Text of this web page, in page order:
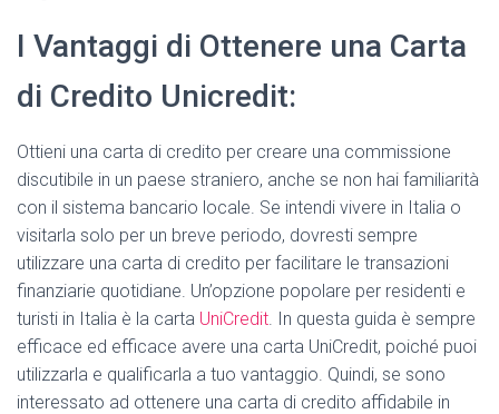
I Vantaggi di Ottenere una Carta
di Credito Unicredit:
​Ottieni una carta di credito per creare una commissione
discutibile in un paese straniero, anche se non hai familiarità
con il sistema bancario locale. Se intendi vivere in Italia o
visitarla solo per un breve periodo, dovresti sempre
utilizzare una carta di credito per facilitare le transazioni
finanziarie quotidiane. Un’opzione popolare per residenti e
turisti in Italia è la carta UniCredit. In questa guida è sempre
efficace ed efficace avere una carta UniCredit, poiché puoi
utilizzarla e qualificarla a tuo vantaggio. Quindi, se sono
interessato ad ottenere una carta di credito affidabile in